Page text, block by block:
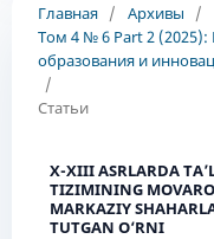
Главная / Архивы
/
Том 4 № 6 Part 2 (2025):
образования и
/
Статьи
X-XIII ASRLARDA
TIZIMINING
MARKAZIY
TUTGAN O‘RNI